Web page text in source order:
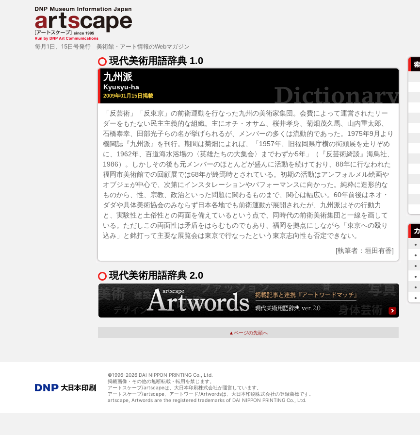
現代美術用語辞典 1.0
九州派
Kyusyu-ha
2009年01月15日掲載
「反芸術」「反東京」の前衛運動を行なった九州の美術家集団。会費によって運営されたリー
ダーをもたない民主主義的な組織。主にオチ・オサム、桜井孝身、菊畑茂久馬、山内重太郎、
石橋泰幸、田部光子らの名が挙げられるが、メンバーの多くは流動的であった。1975年9月より
機関誌『九州派』を刊行。期間は菊畑によれば、「1957年、旧福岡県庁横の街頭展を走りぞめ
に、1962年、百道海水浴場の〈英雄たちの大集会〉までわずか5年」（『反芸術綺談』海鳥社、
1986）。しかしその後も元メンバーのほとんどが盛んに活動を続けており、88年に行なわれた
福岡市美術館での回顧展では68年が終焉時とされている。初期の活動はアンフォルメル絵画や
オブジェ が中心で、次第にインスタレーションやパフォーマンスに向かった。純粋に造形的な
ものから、性、宗教、政治といった問題に関わるものまで、関心は幅広い。60年前後はネオ・
ダダや具体美術協会のみならず日本各地でも前衛運動が展開されたが、九州派はその行動力
と、実験性と土俗性との両面を備えているという点で、同時代の前衛美術集団と一線を画して
いる。ただしこの両面性は矛盾をはらむものでもあり、福岡を拠点にしながら「東京への殴り
込み」と銘打って主要な展覧会は東京で行なったという東京志向性も否定できない。
[執筆者：垣田有香]
現代美術用語辞典 2.0
▲ページの先頭へ
©1996-2026 DAI NIPPON PRINTING Co., Ltd.
掲載画像・その他の無断転載・転用を禁じます。
アートスケープ/artscapeは、大日本印刷株式会社が運営しています。
アートスケープ/artscape、アートワード/Artwordsは、大日本印刷株式会社の登録商標です。
artscape, Artwords are the registered trademarks of DAI NIPPON PRINTING Co., Ltd.
毎月1日、15日号発行 美術館・アート情報のWebマガジン